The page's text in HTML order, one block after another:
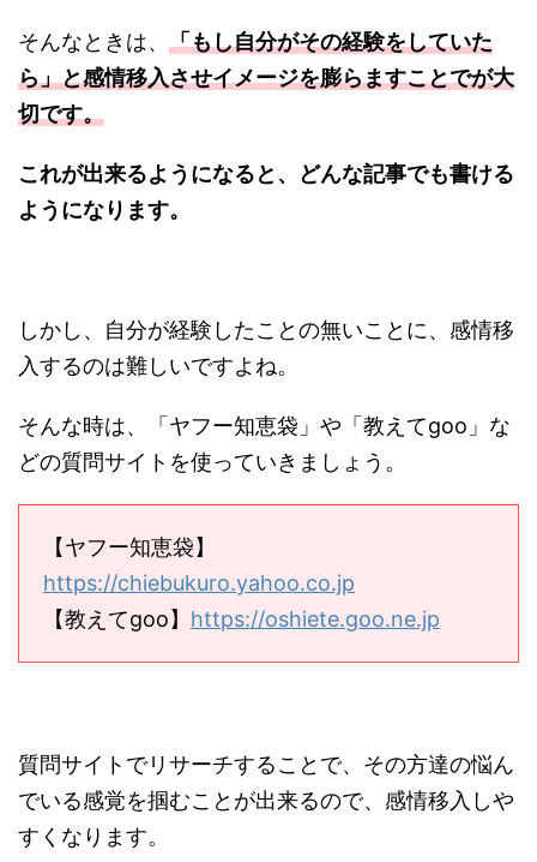
そんなときは、 「もし自分がその経験をしていた
ら」と感情移入させイメージを膨らますことでが大
切です。
これが出来るようになると、どんな記事でも書ける
ようになります。
しかし、自分が経験したことの無いことに、感情移
入するのは難しいですよね。
そんな時は、「ヤフー知恵袋」や「教えてgoo」な
どの質問サイトを使っていきましょう。
【ヤフー知恵袋】
https://chiebukuro.yahoo.co.jp
【教えてgoo】 https://oshiete.goo.ne.jp
質問サイトでリサーチすることで、その方達の悩ん
でいる感覚を掴むことが出来るので、感情移入しや
すくなります。